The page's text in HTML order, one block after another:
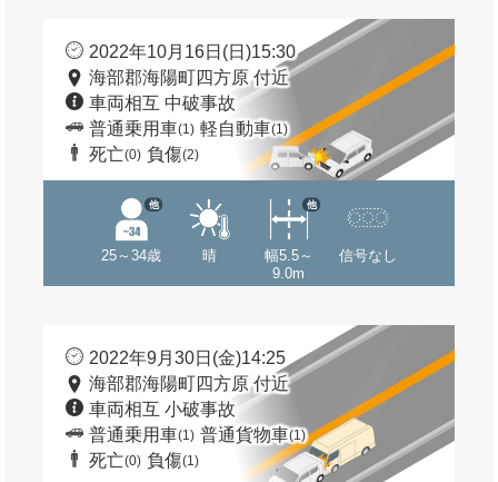
2022年10月16日(日)15:30
海部郡海陽町四方原 付近
車両相互 中破事故
普通乗用車(1) 軽自動車(1)
死亡(0) 負傷(2)
25～34歳
他
晴
幅5.5～
9.0m
他
信号なし
2022年9月30日(金)14:25
海部郡海陽町四方原 付近
車両相互 小破事故
普通乗用車(1) 普通貨物車(1)
死亡(0) 負傷(1)